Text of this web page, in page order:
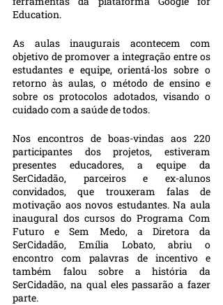
Education.
As aulas inaugurais acontecem com
objetivo de promover a integração entre os
estudantes e equipe, orientá-los sobre o
retorno às aulas, o método de ensino e
sobre os protocolos adotados, visando o
cuidado com a saúde de todos.
Nos encontros de boas-vindas aos 220
participantes dos projetos, estiveram
presentes educadores, a equipe da
SerCidadão, parceiros e ex-alunos
convidados, que trouxeram falas de
motivação aos novos estudantes. Na aula
inaugural dos cursos do Programa Com
Futuro e Sem Medo, a Diretora da
SerCidadão, Emília Lobato, abriu o
encontro com palavras de incentivo e
também falou sobre a história da
SerCidadão, na qual eles passarão a fazer
parte.